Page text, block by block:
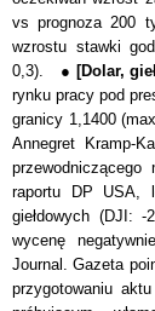
vs prognoza 200
wzrostu stawki
0,3). ● [Dolar,
rynku pracy pod
granicy 1,1400
Annegret Kramp-
przewodniczącego
raportu DP USA,
giełdowych (DJI:
wycenę
Journal. Gazeta
przygotowaniu